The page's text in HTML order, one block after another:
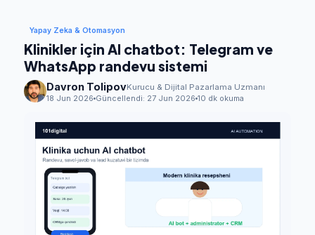
Yapay Zeka & Otomasyon
Klinikler için AI chatbot: Telegram ve
WhatsApp randevu sistemi
Davron TolipovKurucu & Dijital Pazarlama Uzmanı
18 Jun 2026 Güncellendi: 27 Jun 2026 10 dk okuma